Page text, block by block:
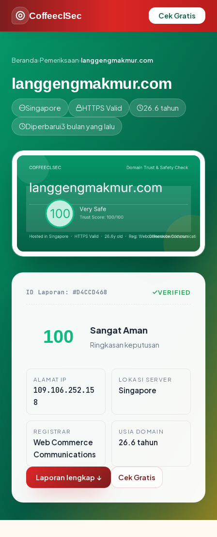
CoffeeclSec Cek Gratis
Beranda›Pemeriksaan›langgengmakmur.com
langgengmakmur.com
Singapore HTTPS Valid 26.6 tahun
Diperbarui3 bulan yang lalu
ID Laporan: #D4CCD468 VERIFIED
100 Sangat Aman
Ringkasan keputusan
ALAMAT IP
109.106.252.15
8
LOKASI SERVER
Singapore
REGISTRAR
Web Commerce
Communications
USIA DOMAIN
26.6 tahun
Laporan lengkap ↓ Cek Gratis